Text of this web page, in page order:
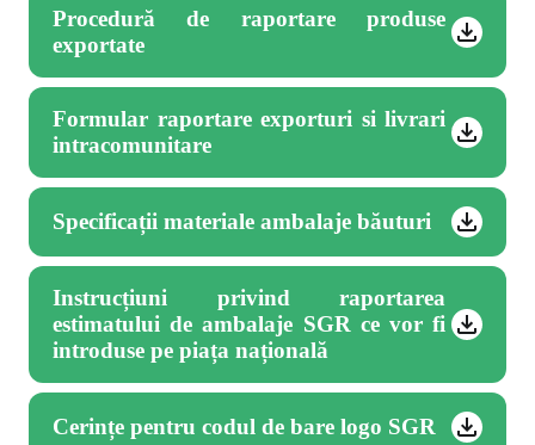
Procedură de raportare produse
exportate
Formular raportare exporturi si livrari
intracomunitare
Specificații materiale ambalaje băuturi
Instrucțiuni privind raportarea
estimatului de ambalaje SGR ce vor fi
introduse pe piața națională
Cerințe pentru codul de bare logo SGR